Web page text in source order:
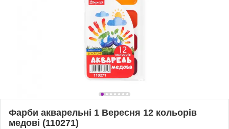
Фарби акварельні 1 Вересня 12 кольорів
медові (110271)